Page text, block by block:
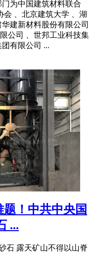
为中国建筑材料联合
会 、北京建筑大学 、湖
建新材料股份有限公司
公司 、世邦工业科技集
有限公司 ...
！中共中央国
...
石 露天矿山不得以山脊